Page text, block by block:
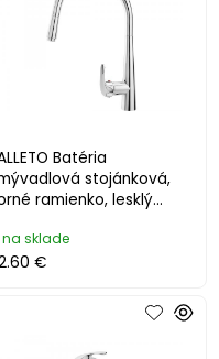
Batéria
stojánková,
ramienko, lesklý
na sklade
€